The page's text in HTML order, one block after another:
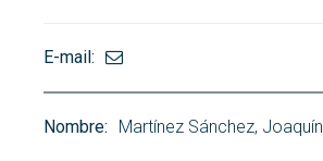
Martínez Sánchez, Joaquín